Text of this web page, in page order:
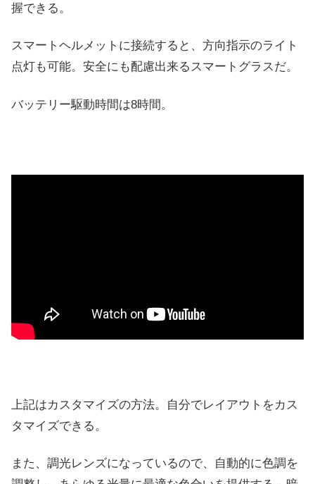
握できる。
スマートヘルメットに接続すると、方向指示のライト
点灯も可能。安全にも配慮出来るスマートグラスだ。
バッテリー駆動時間は8時間。
上記はカスタマイズの方法。自分でレイアウトをカス
タマイズできる。
また、調光レンズになっているので、自動的に色調を